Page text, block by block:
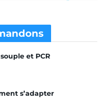
(CPF) a été
2014. Et remplace le
permettre à chaque
d’heures de
et PCR
s’adapter